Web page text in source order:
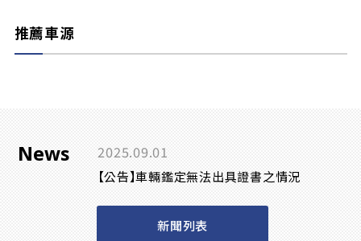
推薦車源
News 2025.09.01
【公告】車輛鑑定無法出具證書之情況
新聞列表